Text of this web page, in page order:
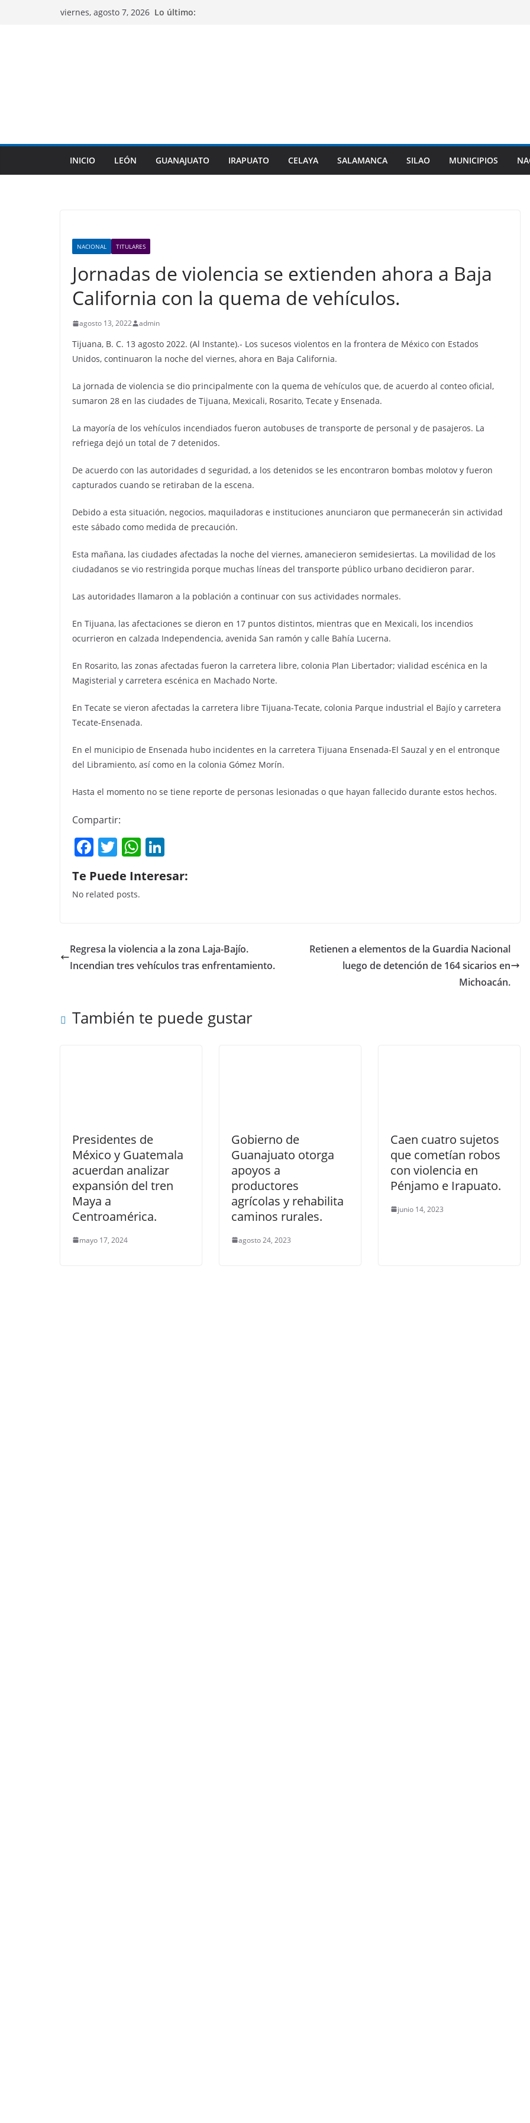
viernes, agosto 7, 2026 Lo último:
INICIO LEÓN GUANAJUATO IRAPUATO CELAYA SALAMANCA SILAO MUNICIPIOS
NACIONAL TITULARES
Jornadas de violencia se extienden ahora a Baja
California con la quema de vehículos.
agosto 13, 2022 admin
Tijuana, B. C. 13 agosto 2022. (Al Instante).- Los sucesos violentos en la frontera de México con Estados
Unidos, continuaron la noche del viernes, ahora en Baja California.
La jornada de violencia se dio principalmente con la quema de vehículos que, de acuerdo al conteo oficial,
sumaron 28 en las ciudades de Tijuana, Mexicali, Rosarito, Tecate y Ensenada.
La mayoría de los vehículos incendiados fueron autobuses de transporte de personal y de pasajeros. La
refriega dejó un total de 7 detenidos.
De acuerdo con las autoridades d seguridad, a los detenidos se les encontraron bombas molotov y fueron
capturados cuando se retiraban de la escena.
Debido a esta situación, negocios, maquiladoras e instituciones anunciaron que permanecerán sin actividad
este sábado como medida de precaución.
Esta mañana, las ciudades afectadas la noche del viernes, amanecieron semidesiertas. La movilidad de los
ciudadanos se vio restringida porque muchas líneas del transporte público urbano decidieron parar.
Las autoridades llamaron a la población a continuar con sus actividades normales.
En Tijuana, las afectaciones se dieron en 17 puntos distintos, mientras que en Mexicali, los incendios
ocurrieron en calzada Independencia, avenida San ramón y calle Bahía Lucerna.
En Rosarito, las zonas afectadas fueron la carretera libre, colonia Plan Libertador; vialidad escénica en la
Magisterial y carretera escénica en Machado Norte.
En Tecate se vieron afectadas la carretera libre Tijuana-Tecate, colonia Parque industrial el Bajío y carretera
Tecate-Ensenada.
En el municipio de Ensenada hubo incidentes en la carretera Tijuana Ensenada-El Sauzal y en el entronque
del Libramiento, así como en la colonia Gómez Morín.
Hasta el momento no se tiene reporte de personas lesionadas o que hayan fallecido durante estos hechos.
Compartir:
F
a
c
e
o
o
T
w
itt
er
W
h
at
p
p
k
n
Te Puede Interesar:
No related posts.
Regresa la violencia a la zona Laja-Bajío.
Incendian tres vehículos tras enfrentamiento.
Retienen a elementos de la Guardia Nacional
luego de detención de 164 sicarios en
Michoacán.
También te puede gustar
Presidentes de
México y Guatemala
acuerdan analizar
expansión del tren
Maya a
Centroamérica.
mayo 17, 2024
Gobierno de
Guanajuato otorga
apoyos a
productores
agrícolas y rehabilita
caminos rurales.
agosto 24, 2023
Caen cuatro sujetos
que cometían robos
con violencia en
Pénjamo e Irapuato.
junio 14, 2023